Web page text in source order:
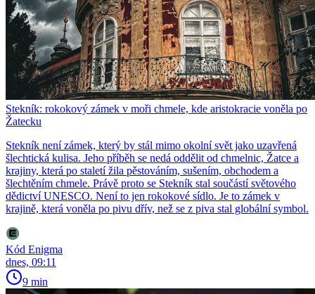
Stekník: rokokový zámek v moři chmele, kde aristokracie voněla po
Žatecku
Stekník není zámek, který by stál mimo okolní svět jako uzavřená
šlechtická kulisa. Jeho příběh se nedá oddělit od chmelnic, Žatce a
krajiny, která po staletí žila pěstováním, sušením, obchodem a
šlechtěním chmele. Právě proto se Stekník stal součástí světového
dědictví UNESCO. Není to jen rokokové sídlo. Je to zámek v
krajině, která voněla po pivu dřív, než se z piva stal globální symbol.
Kód Enigma
dnes, 09:11
9 min